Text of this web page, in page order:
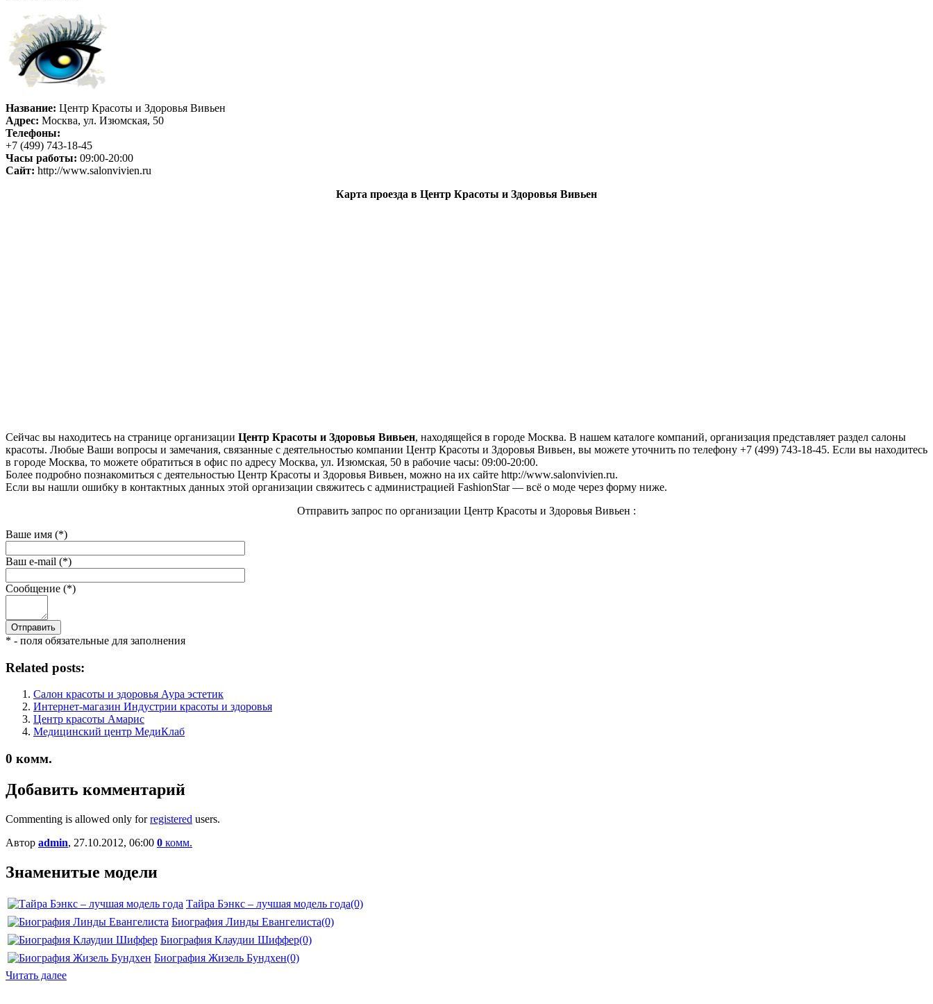
Название: Центр Красоты и Здоровья Вивьен
Адрес: Москва, ул. Изюмская, 50
Телефоны:
+7 (499) 743-18-45
Часы работы: 09:00-20:00
Сайт: http://www.salonvivien.ru
Карта проезда в Центр Красоты и Здоровья Вивьен
Сейчас вы находитесь на странице организации Центр Красоты и Здоровья Вивьен, находящейся в городе Москва. В нашем каталоге компаний, организация представляет раздел салоны
красоты. Любые Ваши вопросы и замечания, связанные с деятельностью компании Центр Красоты и Здоровья Вивьен, вы можете уточнить по телефону +7 (499) 743-18-45. Если вы находитесь
в городе Москва, то можете обратиться в офис по адресу Москва, ул. Изюмская, 50 в рабочие часы: 09:00-20:00.
Более подробно познакомиться с деятельностью Центр Красоты и Здоровья Вивьен, можно на их сайте http://www.salonvivien.ru.
Если вы нашли ошибку в контактных данных этой организации свяжитесь с администрацией FashionStar — всё о моде через форму ниже.
Отправить запрос по организации Центр Красоты и Здоровья Вивьен :
Ваше имя (*)
Ваш e-mail (*)
Сообщение (*)
* - поля обязательные для заполнения
Related posts:
Салон красоты и здоровья Аура эстетик
Интернет-магазин Индустрии красоты и здоровья
Центр красоты Амариc
Медицинский центр МедиКлаб
0 комм.
Добавить комментарий
Commenting is allowed only forregistered users.
Автор admin, 27.10.2012, 06:00 0 комм.
Знаменитые модели
Тайра Бэнкс – лучшая модель года(0)
Биография Линды Евангелиста(0)
Биография Клаудии Шиффер(0)
Биография Жизель Бундхен(0)
Читать далее